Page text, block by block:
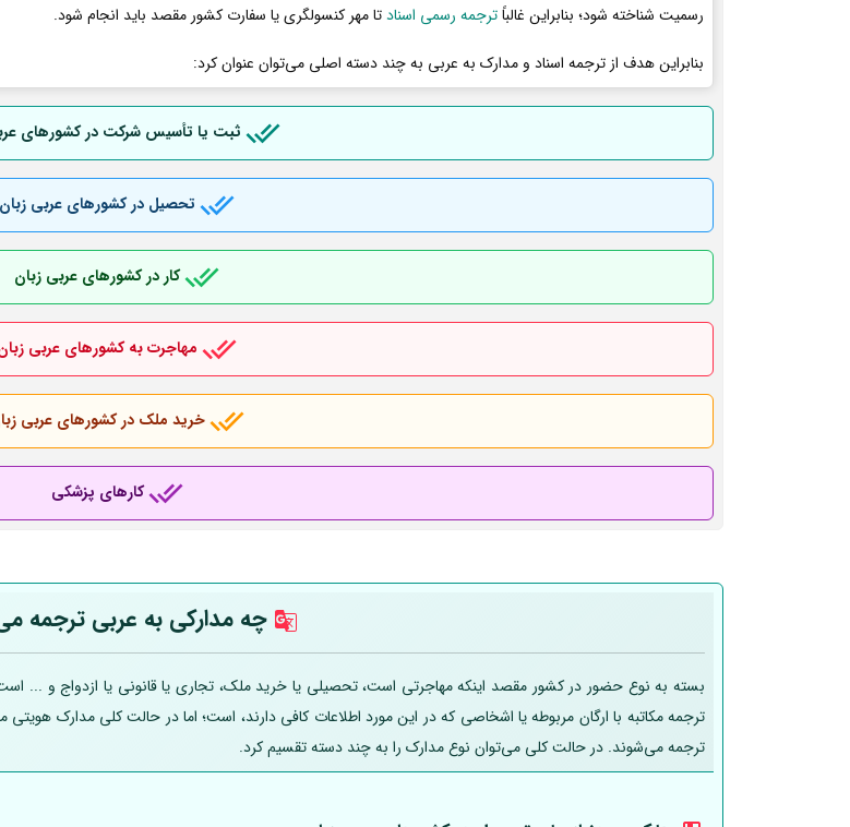
رسمیت شناخته شود؛ بنابراین غالباًترجمه رسمی اسنادتا مهر کنسولگری یا سفارت کشور مقصد باید انجام شود.
بنابراین هدف از ترجمه اسناد و مدارک به عربی به چند دسته اصلی می‌توان عنوان کرد:
ثبت یا تأسیس شرکت در کشورهای
تحصیل در کشورهای عربی زبان
کار در کشورهای عربی زبان
مهاجرت به کشورهای عربی
خرید ملک در کشورهای عربی
کارهای پزشکی
چه مدارکی به عربی ترجمه
بسته به نوع حضور در کشور مقصد اینکه مهاجرتی است، تحصیلی یا خرید ملک، تجاری یا قانونی یا ازدواج و ...
ترجمه مکاتبه با ارگان مربوطه یا اشخاصی که در این مورد اطلاعات کافی دارند، است؛ اما در حالت کلی مدارک
ترجمه می‌شوند. در حالت کلی می‌توان نوع مدارک را به چند دسته تقسیم کرد.